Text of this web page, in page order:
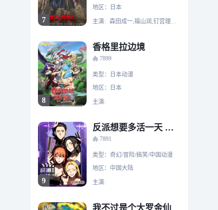
7
地区：日本
主演: 森田成一,福山润,钉宫理惠,日笠阳子,宫田幸季,玄田哲章,诹访部顺一,仲野裕,伊藤健太郎,楠大典,加藤亮夫,堀内贤雄,伊藤和晃,细谷佳正,野岛裕史,森川智之,浪川大辅,田中敦子
8
香格里拉边境
7899
类型：日本动漫
地区：日本
主演:
9
反派想要多活一天 动态漫画 第一季
7891
类型：奇幻/冒险/搞笑/中国动漫
地区：中国大陆
主演:
我不过是个大罗金仙